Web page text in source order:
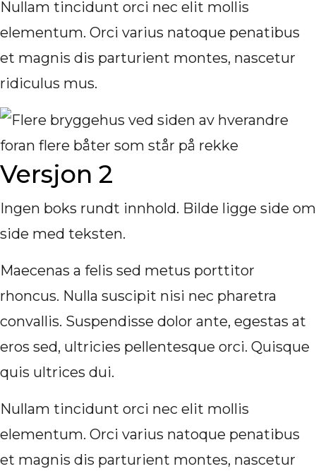
Nullam tincidunt orci nec elit mollis
elementum. Orci varius natoque penatibus
et magnis dis parturient montes, nascetur
ridiculus mus.
Versjon 2
Ingen boks rundt innhold. Bilde ligge side om
side med teksten.
Maecenas a felis sed metus porttitor
rhoncus. Nulla suscipit nisi nec pharetra
convallis. Suspendisse dolor ante, egestas at
eros sed, ultricies pellentesque orci. Quisque
quis ultrices dui.
Nullam tincidunt orci nec elit mollis
elementum. Orci varius natoque penatibus
et magnis dis parturient montes, nascetur